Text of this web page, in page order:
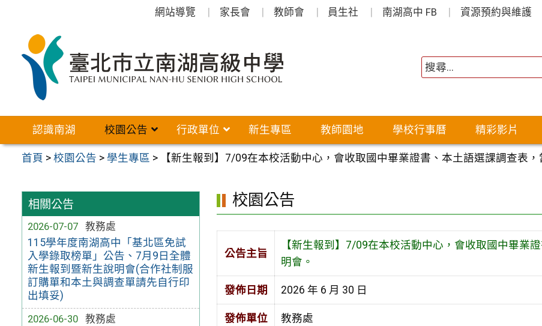
網站導覽 家長會 教師會 員生社 南湖高中 FB 資源預約與維護
認識南湖 校園公告 行政單位 新生專區 教師園地 學校行事曆 精彩影片
首頁 >校園公告 > 學生專區 > 【新生報到】7/09在本校活動中心，會收取國中畢業證書、本土語選課調查表
相關公告
2026-07-07
教務處
115學年度南湖高中「基北區免試
入學錄取榜單」公告、7月9日全體
新生報到暨新生說明會(合作社制服
訂購單和本土與調查單請先自行印
出填妥)
2026-06-30
教務處
校園公告
公告主旨
【新生報到】7/09在本校活動中心，會收取國中畢業
明會。
發佈日期 2026 年 6 月 30 日
發佈單位 教務處